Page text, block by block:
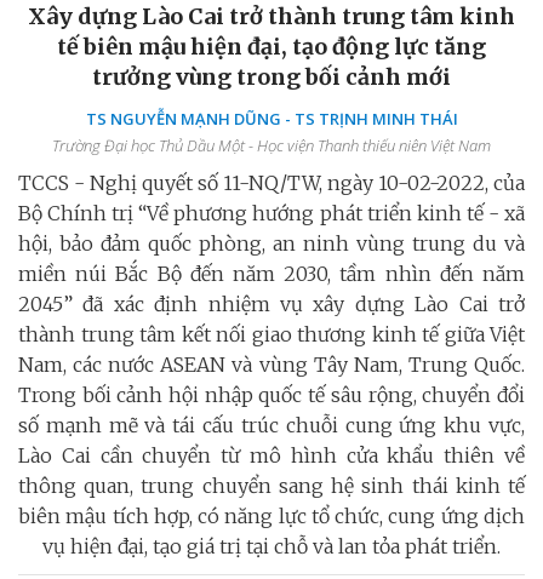
Xây dựng Lào Cai trở thành trung tâm kinh
tế biên mậu hiện đại, tạo động lực tăng
trưởng vùng trong bối cảnh mới
TS NGUYỄN MẠNH DŨNG - TS TRỊNH MINH THÁI
Trường Đại học Thủ Dầu Một - Học viện Thanh thiếu niên Việt Nam
TCCS - Nghị quyết số 11-NQ/TW, ngày 10-02-2022, của
Bộ Chính trị “Về phương hướng phát triển kinh tế - xã
hội, bảo đảm quốc phòng, an ninh vùng trung du và
miền núi Bắc Bộ đến năm 2030, tầm nhìn đến năm
2045” đã xác định nhiệm vụ xây dựng Lào Cai trở
thành trung tâm kết nối giao thương kinh tế giữa Việt
Nam, các nước ASEAN và vùng Tây Nam, Trung Quốc.
Trong bối cảnh hội nhập quốc tế sâu rộng, chuyển đổi
số mạnh mẽ và tái cấu trúc chuỗi cung ứng khu vực,
Lào Cai cần chuyển từ mô hình cửa khẩu thiên về
thông quan, trung chuyển sang hệ sinh thái kinh tế
biên mậu tích hợp, có năng lực tổ chức, cung ứng dịch
vụ hiện đại, tạo giá trị tại chỗ và lan tỏa phát triển.